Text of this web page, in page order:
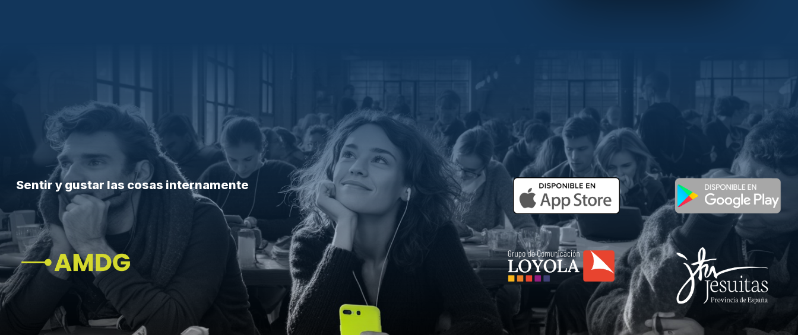
Sentir y gustar las cosas internamente